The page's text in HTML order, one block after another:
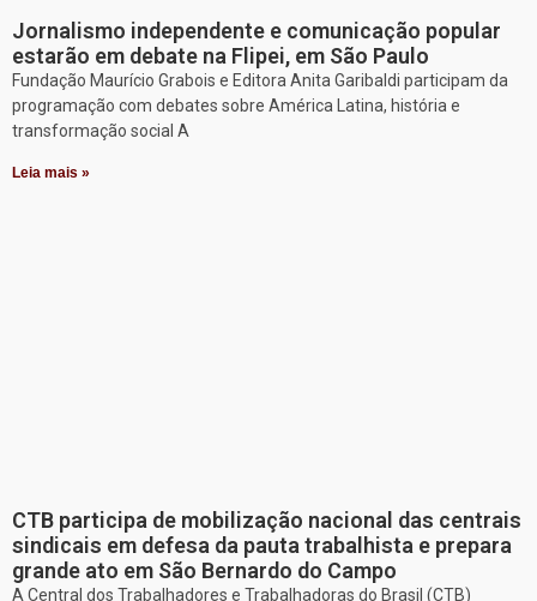
Jornalismo independente e comunicação popular
estarão em debate na Flipei, em São Paulo
Fundação Maurício Grabois e Editora Anita Garibaldi participam da
programação com debates sobre América Latina, história e
transformação social A
Leia mais »
CTB participa de mobilização nacional das centrais
sindicais em defesa da pauta trabalhista e prepara
grande ato em São Bernardo do Campo
A Central dos Trabalhadores e Trabalhadoras do Brasil (CTB)